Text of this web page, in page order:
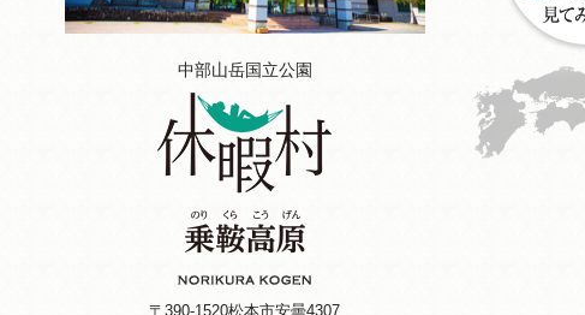
中部山岳国立公園
〒390-1520松本市安曇4307